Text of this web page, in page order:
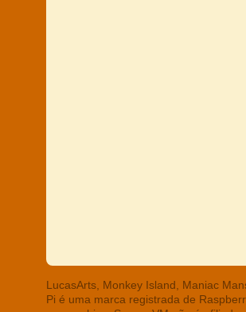
LucasArts, Monkey Island, Maniac
Pi é uma marca registrada de